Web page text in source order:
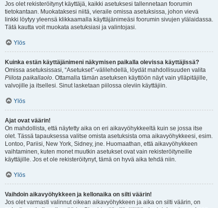
Jos olet rekisteröitynyt käyttäjä, kaikki asetuksesi tallennetaan foorumin
tietokantaan. Muokataksesi niitä, vieraile omissa asetuksissa, johon vievä
linkki löytyy yleensä klikkaamalla käyttäjänimeäsi foorumin sivujen ylälaidassa.
Tätä kautta voit muokata asetuksiasi ja valintojasi.
Ylös
Kuinka estän käyttäjänimeni näkymisen paikalla olevissa käyttäjissä?
Omissa asetuksissasi, “Asetukset”-välilehdellä, löydät mahdollisuuden valita
Piilota paikallaolo. Ottamalla tämän asetuksen käyttöön näyt vain ylläpitäjille,
valvojille ja itsellesi. Sinut lasketaan piilossa oleviin käyttäjiin.
Ylös
Ajat ovat väärin!
On mahdollista, että näytetty aika on eri aikavyöhykkeeltä kuin se jossa itse
olet. Tässä tapauksessa valitse omista asetuksista oma aikavyöhykkeesi, esim.
Lontoo, Pariisi, New York, Sidney, jne. Huomaathan, että aikavyöhykkeen
vaihtaminen, kuten monet muutkin asetukset ovat vain rekisteröityneille
käyttäjille. Jos et ole rekisteröitynyt, tämä on hyvä aika tehdä niin.
Ylös
Vaihdoin aikavyöhykkeen ja kellonaika on silti väärin!
Jos olet varmasti valinnut oikean aikavyöhykkeen ja aika on silti väärin, on